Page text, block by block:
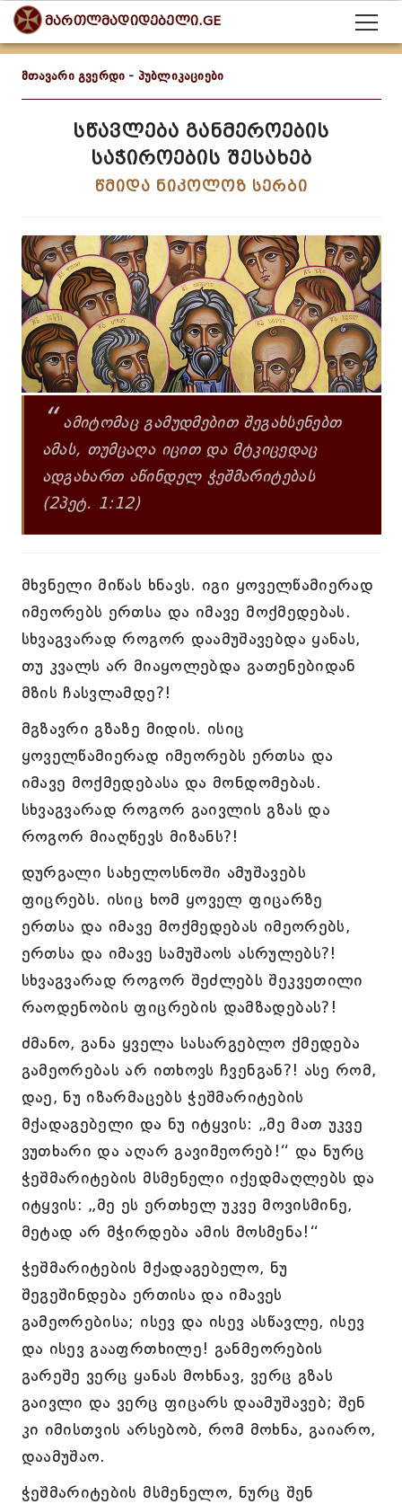
მართლმადიდებელი.GE
მთავარი გვერდი - პუბლიკაციები
სწავლება განმეროების
საჭიროების შესახებ
წმიდა ნიკოლოზ სერბი
“ ამიტომაც გამუდმებით შეგახსენებთ
ამას, თუმცაღა იცით და მტკიცედაც
ადგახართ აწინდელ ჭეშმარიტებას
(2პეტ. 1:12)
მხვნელი მიწას ხნავს. იგი ყოველწამიერად
იმეორებს ერთსა და იმავე მოქმედებას.
სხვაგვარად როგორ დაამუშავებდა ყანას,
თუ კვალს არ მიაყოლებდა გათენებიდან
მზის ჩასვლამდე?!
მგზავრი გზაზე მიდის. ისიც
ყოველწამიერად იმეორებს ერთსა და
იმავე მოქმედებასა და მონდომებას.
სხვაგვარად როგორ გაივლის გზას და
როგორ მიაღწევს მიზანს?!
დურგალი სახელოსნოში ამუშავებს
ფიცრებს. ისიც ხომ ყოველ ფიცარზე
ერთსა და იმავე მოქმედებას იმეორებს,
ერთსა და იმავე სამუშაოს ასრულებს?!
სხვაგვარად როგორ შეძლებს შეკვეთილი
რაოდენობის ფიცრების დამზადებას?!
ძმანო, განა ყველა სასარგებლო ქმედება
გამეორებას არ ითხოვს ჩვენგან?! ასე რომ,
დაე, ნუ იზარმაცებს ჭეშმარიტების
მქადაგებელი და ნუ იტყვის: „მე მათ უკვე
ვუთხარი და აღარ გავიმეორებ!“ და ნურც
ჭეშმარიტების მსმენელი იქედმაღლებს და
იტყვის: „მე ეს ერთხელ უკვე მოვისმინე,
მეტად არ მჭირდება ამის მოსმენა!“
ჭეშმარიტების მქადაგებელო, ნუ
შეგეშინდება ერთისა და იმავეს
გამეორებისა; ისევ და ისევ ასწავლე, ისევ
და ისევ გააფრთხილე! განმეორების
გარეშე ვერც ყანას მოხნავ, ვერც გზას
გაივლი და ვერც ფიცარს დაამუშავებ; შენ
კი იმისთვის არსებობ, რომ მოხნა, გაიარო,
დაამუშაო.
ჭეშმარიტების მსმენელო, ნურც შენ